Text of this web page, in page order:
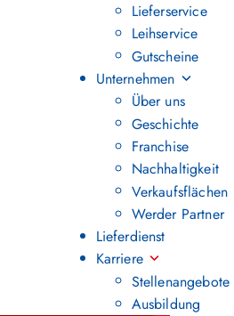
Lieferservice
Leihservice
Gutscheine
Unternehmen
Über uns
Geschichte
Franchise
Nachhaltigkeit
Verkaufsflächen
Werder Partner
Lieferdienst
Karriere
Stellenangebote
Ausbildung